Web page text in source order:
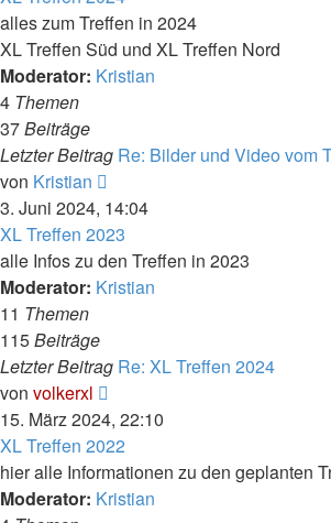
alles zum Treffen in 2024
XL Treffen Süd und XL Treffen Nord
Moderator: Kristian
4 Themen
37Beiträge
Letzter Beitrag Re: Bilder und Video vom
von Kristian
Beitrag
3. Juni 2024, 14:04
XL Treffen 2023
alle Infos zu den Treffen in 2023
Moderator: Kristian
11 Themen
115Beiträge
Letzter Beitrag Re: XL Treffen 2024
von volkerxl
Beitrag
15. März 2024, 22:10
XL Treffen 2022
hier alle Informationen zu den geplanten
Moderator: Kristian